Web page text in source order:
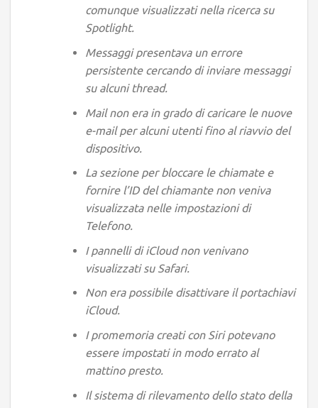
comunque visualizzati nella ricerca su
Spotlight.
Messaggi presentava un errore
persistente cercando di inviare messaggi
su alcuni thread.
Mail non era in grado di caricare le nuove
e-mail per alcuni utenti fino al riavvio del
dispositivo.
La sezione per bloccare le chiamate e
fornire l’ID del chiamante non veniva
visualizzata nelle impostazioni di
Telefono.
I pannelli di iCloud non venivano
visualizzati su Safari.
Non era possibile disattivare il portachiavi
iCloud.
I promemoria creati con Siri potevano
essere impostati in modo errato al
mattino presto.
Il sistema di rilevamento dello stato della